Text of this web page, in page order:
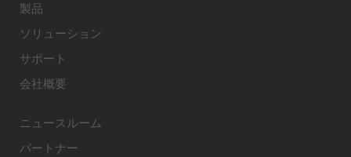
製品
ソリューション
サポート
会社概要
ニュースルーム
パートナー